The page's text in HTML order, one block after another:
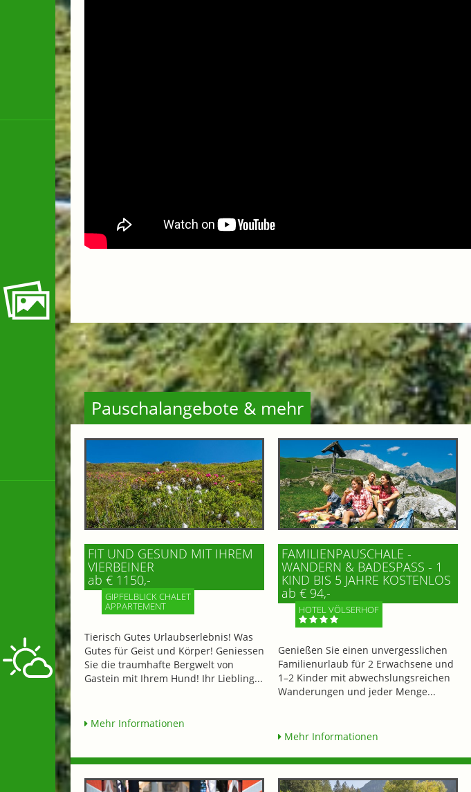
Pauschalangebote & mehr
FIT UND GESUND MIT IHREM
VIERBEINER
ab € 1150,-
GIPFELBLICK CHALET
APPARTEMENT
Tierisch Gutes Urlaubserlebnis! Was
Gutes für Geist und Körper! Geniessen
Sie die traumhafte Bergwelt von
Gastein mit Ihrem Hund! Ihr Liebling...
Mehr Informationen
FAMILIENPAUSCHALE -
WANDERN & BADESPASS - 1 K
IND BIS 5 JAHRE KOSTENLOS
ab € 94,-
HOTEL VÖLSERHOF
Genießen Sie einen unvergesslichen
Familienurlaub für 2 Erwachsene und
1–2 Kinder mit abwechslungsreichen
Wanderungen und jeder Menge...
Mehr Informationen